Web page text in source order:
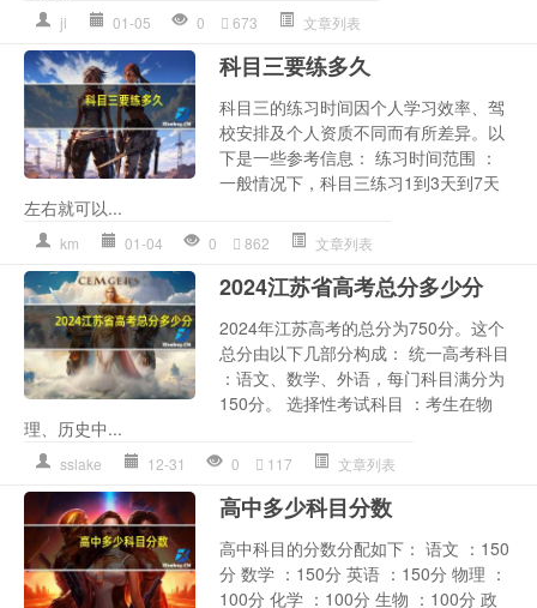
jl 01-05 0 673 文章列表
科目三要练多久
科目三的练习时间因个人学习效率、驾
校安排及个人资质不同而有所差异。以
下是一些参考信息： 练习时间范围 ：
一般情况下，科目三练习1到3天到7天
左右就可以...
km 01-04 0 862 文章列表
2024江苏省高考总分多少分
2024年江苏高考的总分为750分。这个
总分由以下几部分构成： 统一高考科目
：语文、数学、外语，每门科目满分为
150分。 选择性考试科目 ：考生在物
理、历史中...
sslake 12-31 0 117 文章列表
高中多少科目分数
高中科目的分数分配如下： 语文 ：150
分 数学 ：150分 英语 ：150分 物理 ：
100分 化学 ：100分 生物 ：100分 政